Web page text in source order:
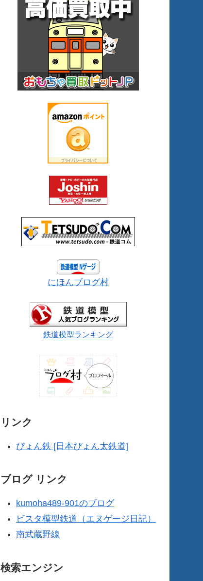
にほんブログ村
鉄道模型ランキング
リンク
ぴょん鉄 [日本ぴょん太鉄道]
ブログ リンク
kumoha489-901のブログ
ビスタ模型鉄道（エヌゲージ日記）
南武蔵野線
検索エンジン